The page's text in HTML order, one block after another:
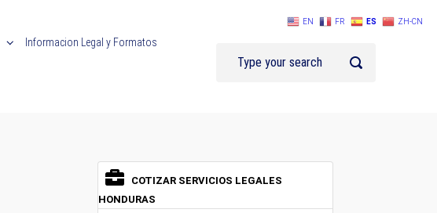
Informacion Legal y Formatos
COTIZAR SERVICIOS LEGALES
HONDURAS
EN FR ES ZH-CN